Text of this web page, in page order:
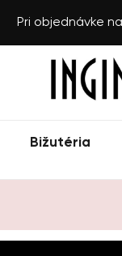
Pri objednávke
Bižutéria